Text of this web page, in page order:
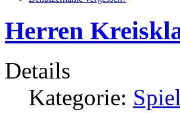
Herren
Details
Kategorie: